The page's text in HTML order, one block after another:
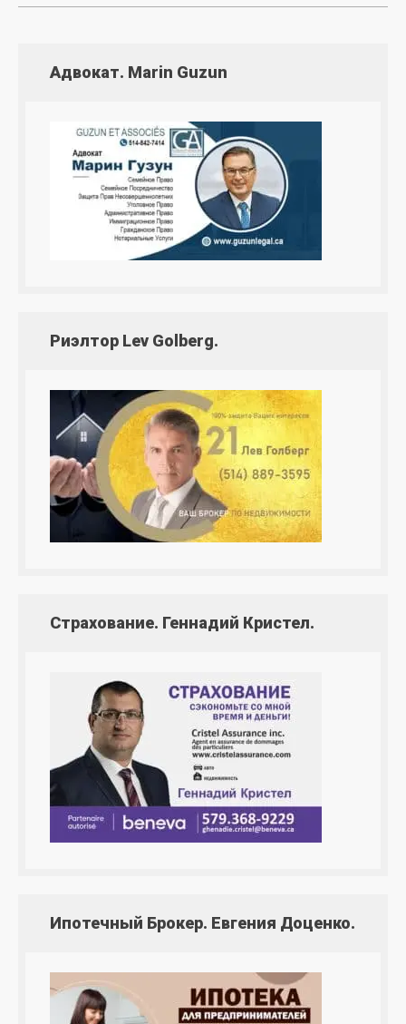
Адвокат. Marin Guzun
Риэлтор Lev Golberg.
Страхование. Геннадий Кристел.
Ипотечный Брокер. Евгения Доценко.